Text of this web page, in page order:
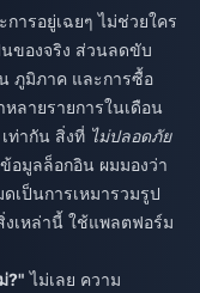
ารอยู่เฉยๆ ไม่ช่วยใคร
นของจริง ส่วนลดขับ
ภูมิภาค และการซื้อ
ลายรายการในเดือน
ท่ากัน สิ่งที่ ไม่ปลอดภัย
อมูลล็อกอิน ผมมองว่า
เป็นการเหมารวมรูป
งเหล่านี้ ใช้แพลตฟอร์ม
?" ไม่เลย ความ